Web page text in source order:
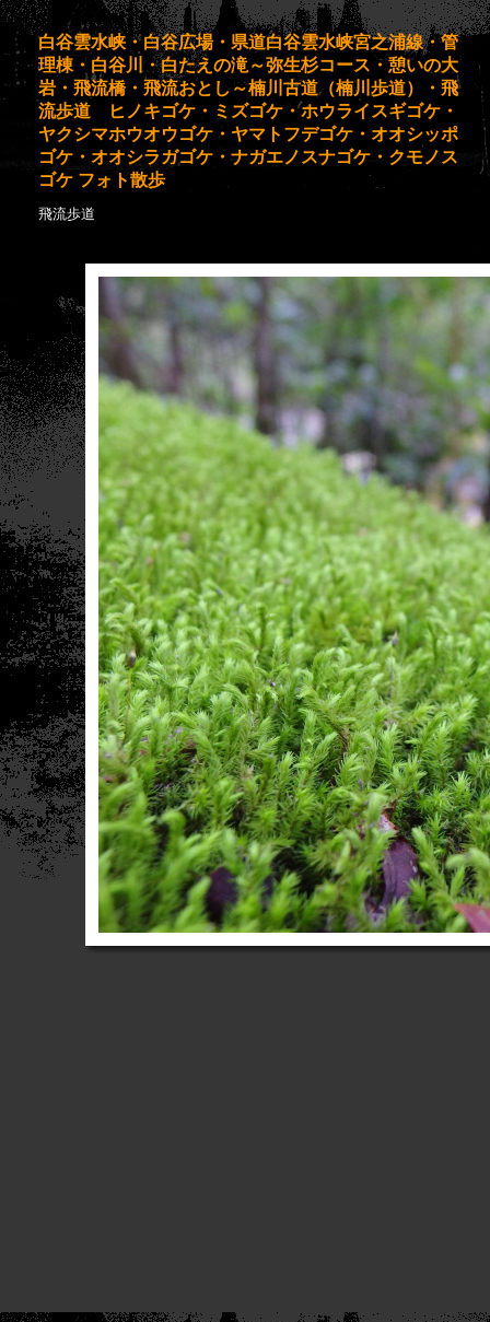
白谷雲水峡・白谷広場・県道白谷雲水峡宮之浦線・管
理棟・白谷川・白たえの滝～弥生杉コース・憩いの大
岩・飛流橋・飛流おとし～楠川古道（楠川歩道）・飛
流歩道 ヒノキゴケ・ミズゴケ・ホウライスギゴケ・
ヤクシマホウオウゴケ・ヤマトフデゴケ・オオシッポ
ゴケ・オオシラガゴケ・ナガエノスナゴケ・クモノス
ゴケ フォト散歩
飛流歩道